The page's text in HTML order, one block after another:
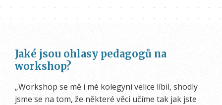
Jaké jsou ohlasy pedagogů na
workshop?
„Workshop se mě i mé kolegyni velice líbil, shodly
jsme se na tom, že některé věci učíme tak jak jste